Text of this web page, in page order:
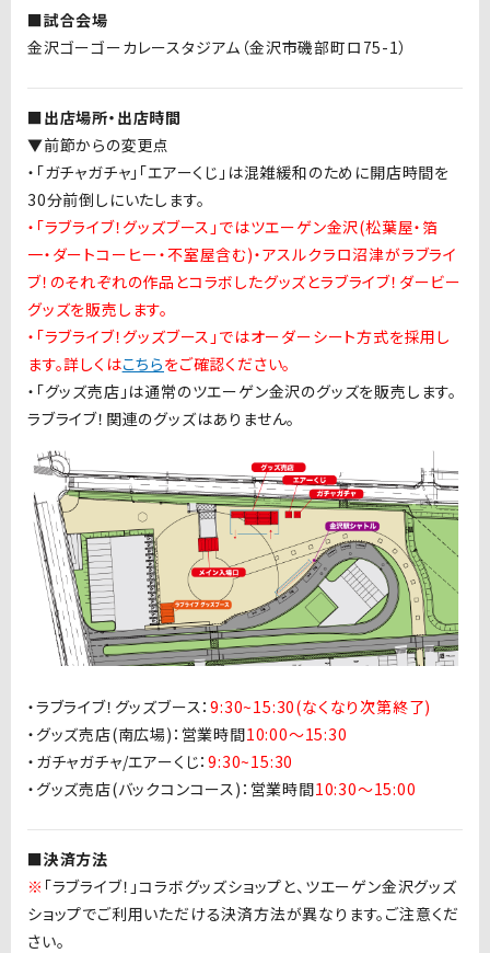
■試合会場
金沢ゴーゴーカレースタジアム（金沢市磯部町ロ75-1）
■出店場所・出店時間
▼前節からの変更点
・「ガチャガチャ」「エアーくじ」は混雑緩和のために開店時間を
30分前倒しにいたします。
・「ラブライブ！グッズブース」ではツエーゲン金沢(松葉屋・箔
一・ダートコーヒー・不室屋含む)・アスルクラロ沼津がラブライ
ブ！のそれぞれの作品とコラボしたグッズとラブライブ！ダービー
グッズを販売します。
・「ラブライブ！グッズブース」ではオーダーシート方式を採用し
ます。詳しくはこちらをご確認ください。
・「グッズ売店」は通常のツエーゲン金沢のグッズを販売します。
ラブライブ！関連のグッズはありません。
・ラブライブ！グッズブース：9:30~15:30(なくなり次第終了)
・グッズ売店(南広場)：営業時間10:00〜15:30
・ガチャガチャ/エアーくじ：9:30~15:30
・グッズ売店(バックコンコース)：営業時間10:30〜15:00
■決済方法
※ 「ラブライブ！」コラボグッズショップと、ツエーゲン金沢グッズ
ショップでご利用いただける決済方法が異なります。ご注意くだ
さい。